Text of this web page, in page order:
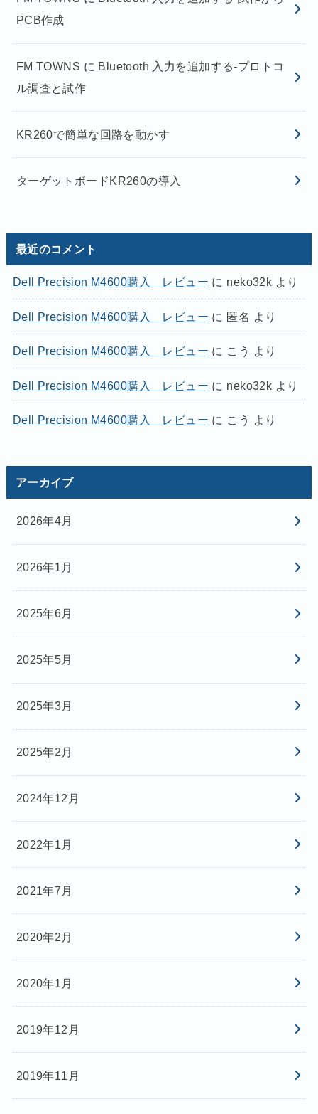
PCB作成
FM TOWNS に Bluetooth 入力を追加する-プロトコ
ル調査と試作
KR260で簡単な回路を動かす
ターゲットボードKR260の導入
最近のコメント
Dell Precision M4600購入 レビュー に neko32k より
Dell Precision M4600購入 レビュー に 匿名 より
Dell Precision M4600購入 レビュー に こう より
Dell Precision M4600購入 レビュー に neko32k より
Dell Precision M4600購入 レビュー に こう より
アーカイブ
2026年4月
2026年1月
2025年6月
2025年5月
2025年3月
2025年2月
2024年12月
2022年1月
2021年7月
2020年2月
2020年1月
2019年12月
2019年11月